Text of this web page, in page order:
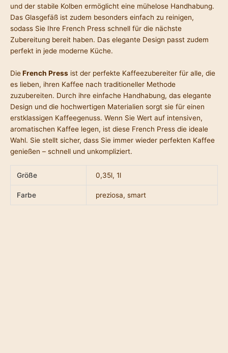
und der stabile Kolben ermöglicht eine mühelose Handhabung.
Das Glasgefäß ist zudem besonders einfach zu reinigen,
sodass Sie Ihre French Press schnell für die nächste
Zubereitung bereit haben. Das elegante Design passt zudem
perfekt in jede moderne Küche.
DieFrench Press ist der perfekte Kaffeezubereiter für alle, die
es lieben, ihren Kaffee nach traditioneller Methode
zuzubereiten. Durch ihre einfache Handhabung, das elegante
Design und die hochwertigen Materialien sorgt sie für einen
erstklassigen Kaffeegenuss. Wenn Sie Wert auf intensiven,
aromatischen Kaffee legen, ist diese French Press die ideale
Wahl. Sie stellt sicher, dass Sie immer wieder perfekten Kaffee
genießen – schnell und unkompliziert.
Größe 0,35l, 1l
Farbe preziosa, smart